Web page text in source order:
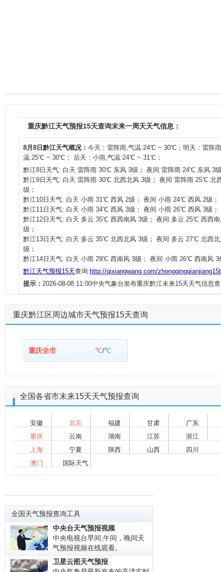
重庆黔江天气预报15天查询末来一周天天气信息：
8月8日黔江天气概况： 今天：雷阵雨,气温:24℃ ~ 30℃；明天：雷阵
温:25℃ ~ 30℃； 后天：小雨,气温:24℃ ~ 31℃；
黔江8日天气: 白天 雷阵雨 30℃ 东风 3级； 夜间 雷阵雨 24℃ 东风 3
黔江9日天气: 白天 雷阵雨 30℃ 北西北风 3级； 夜间 雷阵雨 25℃ 北
级；
黔江10日天气: 白天 小雨 31℃ 西风 2级； 夜间 小雨 24℃ 西风 2级；
黔江11日天气: 白天 小雨 34℃ 西风 3级； 夜间 小雨 26℃ 西风 3级；
黔江12日天气: 白天 多云 35℃ 西西南风 3级； 夜间 多云 25℃ 西西
级；
黔江13日天气: 白天 多云 35℃ 北西北风 3级； 夜间 多云 27℃ 北西
级；
黔江14日天气: 白天 小雨 29℃ 西南风 3级； 夜间 小雨 26℃ 西南风 3
黔江天气预报15天查询: http://qixiangwang.com/
提示： 2026-08-08 11:00中央气象台发布重庆黔江未来15天天气信息
重庆黔江区周边城市天气预报15天查询
重庆全市 ℃/℃
全国各省市末来15天天气预报查询
安徽 北京 福建 甘肃
广东
重庆
云南 湖南 江苏
浙江
上海
宁夏 陕西 山西
四川
澳门
国际天气
全国天气预报查询工具
中央台天气预报视频
中央电视台早间,午间，晚间天
气预报视频在线观看。
卫星云图天气预报